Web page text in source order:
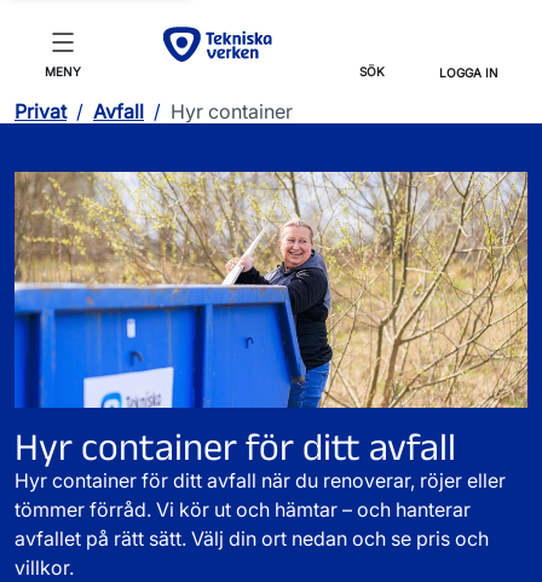
MENY SÖK LOGGA IN
Privat / Avfall / Hyr container
Hyr container för ditt avfall
Hyr container för ditt avfall när du renoverar, röjer eller
tömmer förråd. Vi kör ut och hämtar – och hanterar
avfallet på rätt sätt. Välj din ort nedan och se pris och
villkor.